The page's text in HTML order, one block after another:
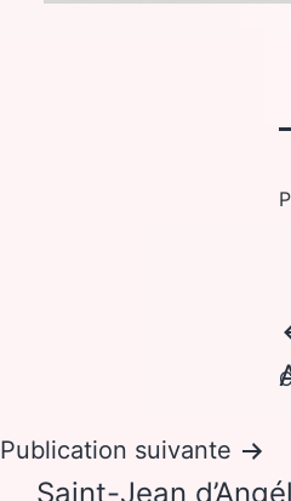
Publication suivante
Saint-Jean